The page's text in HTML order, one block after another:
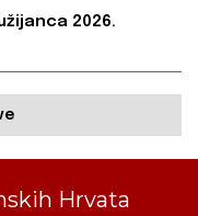
2026.
Hrvata